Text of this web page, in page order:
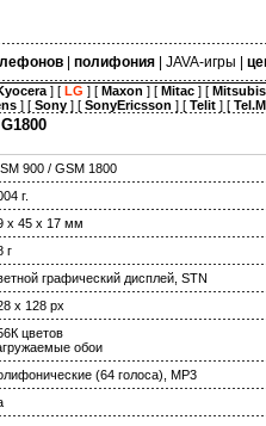
| полифония| JAVA-игры
] [ LG ] [ Maxon ] [ Mitac] [
] [ Sony] [ SonyEricsson ] [ Telit] [
900 / GSM 1800
г.
х 45 х 17 мм
г
графический дисплей, STN
x 128 px
цветов
обои
(64 голоса), MP3